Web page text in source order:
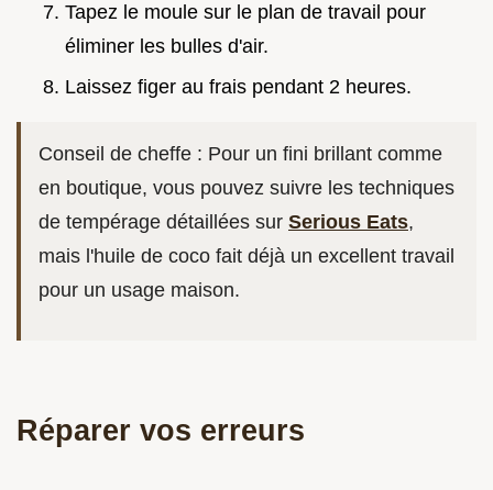
Tapez le moule sur le plan de travail pour
éliminer les bulles d'air.
Laissez figer au frais pendant 2 heures.
Conseil de cheffe : Pour un fini brillant comme
en boutique, vous pouvez suivre les techniques
de tempérage détaillées sur Serious Eats,
mais l'huile de coco fait déjà un excellent travail
pour un usage maison.
Réparer vos erreurs